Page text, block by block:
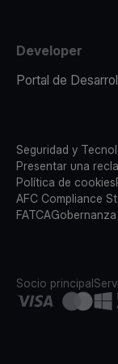
Developer
Portal de
Seguridad y
Presentar una
Política de cookies
AFC Compliance
FATCA
Socio principal